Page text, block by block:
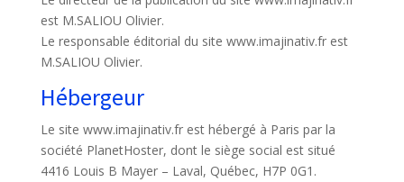
est M.SALIOU Olivier.
Le responsable éditorial du site www.imajinativ.fr est
M.SALIOU Olivier.
Hébergeur
Le site www.imajinativ.fr est hébergé à Paris par la
société PlanetHoster, dont le siège social est situé
4416 Louis B Mayer – Laval, Québec, H7P 0G1.